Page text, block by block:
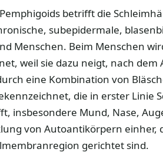
betrifft die
subepidermale,
Menschen. Beim Menschen
weil sie dazu neigt, nach dem
eine Kombination von
die in erster Linie
insbesondere Mund, Nase,
von Autoantikörpern einher,
gerichtet sind.